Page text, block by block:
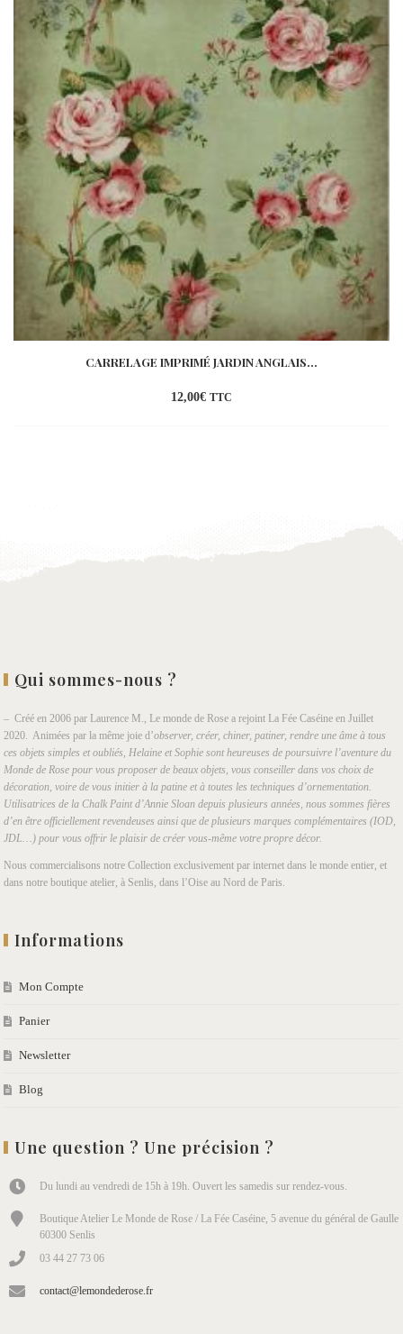
CARRELAGE IMPRIMÉ JARDIN ANGLAIS...
12,00€ TTC
Qui sommes-nous ?
– Créé en 2006 par Laurence M., Le monde de Rose a rejoint La Fée Caséine en Juillet
2020. Animées par la même joie d’observer, créer, chiner, patiner, rendre une âme à tous
ces objets simples et oubliés, Helaine et Sophie sont heureuses de poursuivre l’aventure du
Monde de Rose pour vous proposer de beaux objets, vous conseiller dans vos choix de
décoration, voire de vous initier à la patine et à toutes les techniques d’ornementation.
Utilisatrices de la Chalk Paint d’Annie Sloan depuis plusieurs années, nous sommes fières
d’en être officiellement revendeuses ainsi que de plusieurs marques complémentaires (IOD,
JDL…) pour vous offrir le plaisir de créer vous-même votre propre décor.
Nous commercialisons notre Collection exclusivement par internet dans le monde entier, et
dans notre boutique atelier, à Senlis, dans l’Oise au Nord de Paris.
Informations
Mon Compte
Panier
Newsletter
Blog
Une question ? Une précision ?
Du lundi au vendredi de 15h à 19h. Ouvert les samedis sur rendez-vous.
Boutique Atelier Le Monde de Rose / La Fée Caséine, 5 avenue du général de Gaulle
60300 Senlis
03 44 27 73 06
contact@lemondederose.fr